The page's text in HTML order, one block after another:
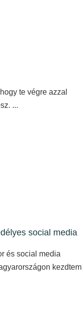
te végre azzal
...
social media
és social media
kezdtem